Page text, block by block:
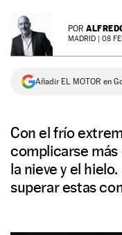
PREMIOS
SERVICIOS
POR
MADRID | 08
Añadir EL MOTOR en
Con el frío
complicarse más
la nieve y el
superar estas